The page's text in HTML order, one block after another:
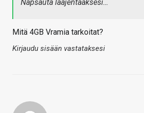
Napsauta laajentaaksesi…
Mitä 4GB Vramia tarkoitat?
Kirjaudu sisään vastataksesi